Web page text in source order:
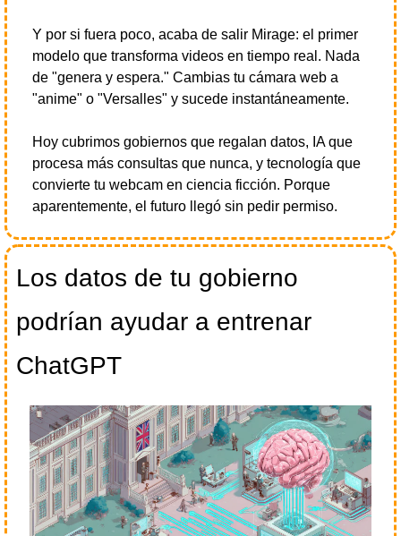
Y por si fuera poco, acaba de salir Mirage: el primer
modelo que transforma videos en tiempo real. Nada
de "genera y espera." Cambias tu cámara web a
"anime" o "Versalles" y sucede instantáneamente.
Hoy cubrimos gobiernos que regalan datos, IA que
procesa más consultas que nunca, y tecnología que
convierte tu webcam en ciencia ficción. Porque
aparentemente, el futuro llegó sin pedir permiso.
Los datos de tu gobierno
podrían ayudar a entrenar
ChatGPT